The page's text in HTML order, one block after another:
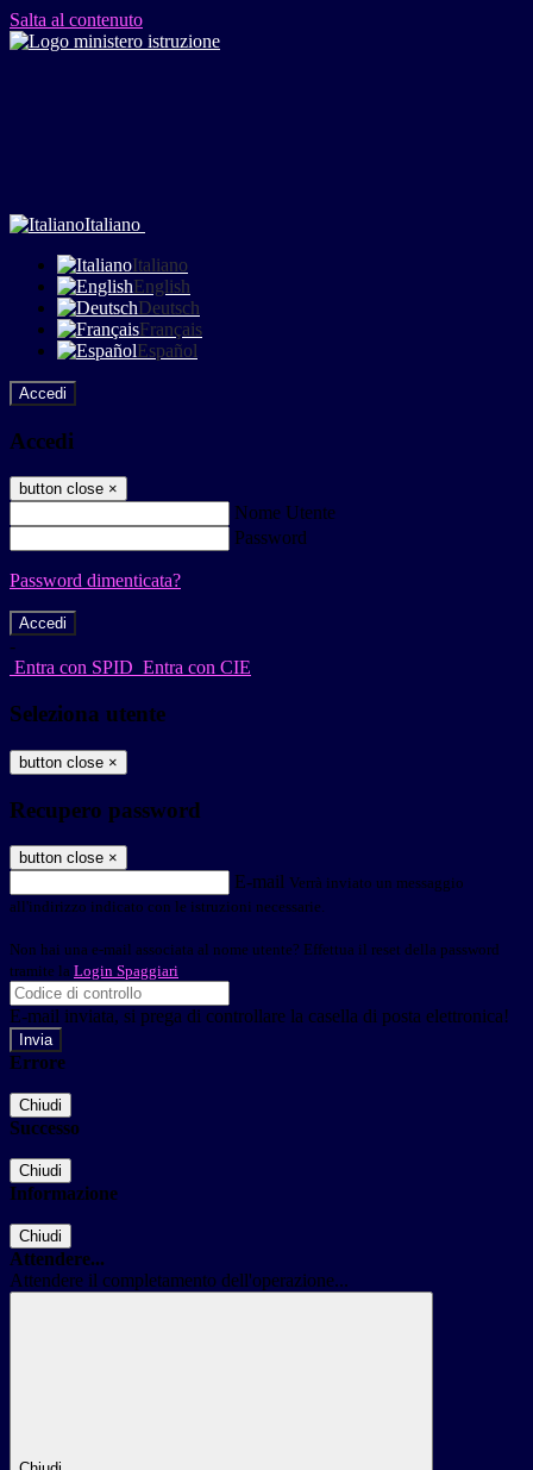
Salta al contenuto
Italiano
Italiano
English
Deutsch
Français
Español
Accedi
Accedi
button close ×
Nome Utente
Password
Password dimenticata?
-
Entra con SPID Entra con CIE
Seleziona utente
button close ×
Recupero password
button close ×
E-mail Verrà inviato un messaggio
all'indirizzo indicato con le istruzioni necessarie.
Non hai una e-mail associata al nome utente? Effettua il reset della password
tramite la Login Spaggiari
E-mail inviata, si prega di controllare la casella di posta elettronica!
Errore
Chiudi
Successo
Chiudi
Informazione
Chiudi
Attendere...
Attendere il completamento dell'operazione...